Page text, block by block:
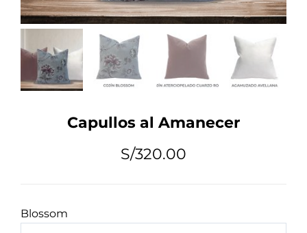
Tips de Diseño
Mi Cuenta
Carrito
Capullos al Amanecer
S/320.00
Blossom